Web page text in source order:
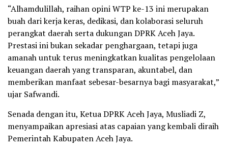
“Alhamdulillah, raihan opini WTP ke-13 ini merupakan
buah dari kerja keras, dedikasi, dan kolaborasi seluruh
perangkat daerah serta dukungan DPRK Aceh Jaya.
Prestasi ini bukan sekadar penghargaan, tetapi juga
amanah untuk terus meningkatkan kualitas pengelolaan
keuangan daerah yang transparan, akuntabel, dan
memberikan manfaat sebesar-besarnya bagi masyarakat,”
ujar Safwandi.
Senada dengan itu, Ketua DPRK Aceh Jaya, Musliadi Z,
menyampaikan apresiasi atas capaian yang kembali diraih
Pemerintah Kabupaten Aceh Jaya.